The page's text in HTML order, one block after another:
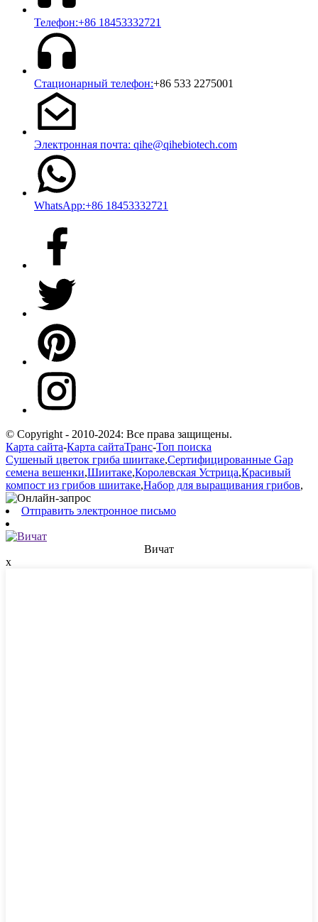
Телефон:+86 18453332721
Стационарный телефон:+86 533 2275001
Электронная почта: qihe@qihebiotech.com
WhatsApp:+86 18453332721
© Copyright - 2010-2024: Все права защищены.
Карта сайта-Карта сайтаТранс-Топ поиска
Сушеный цветок гриба шиитаке,Сертифицированные Gap
семена вешенки,Шиитаке,Королевская Устрица,Красивый
компост из грибов шиитаке,Набор для выращивания грибов,
Отправить электронное письмо
Вичат
х